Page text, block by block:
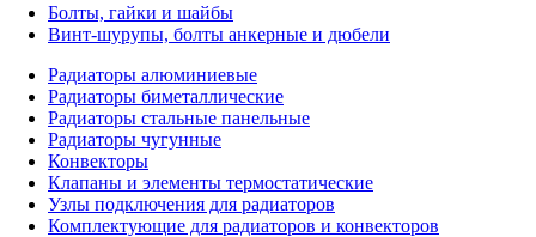
Болты, гайки и шайбы
Винт-шурупы, болты анкерные и дюбели
Радиаторы алюминиевые
Радиаторы биметаллические
Радиаторы стальные панельные
Радиаторы чугунные
Конвекторы
Клапаны и элементы термостатические
Узлы подключения для радиаторов
Комплектующие для радиаторов и конвекторов